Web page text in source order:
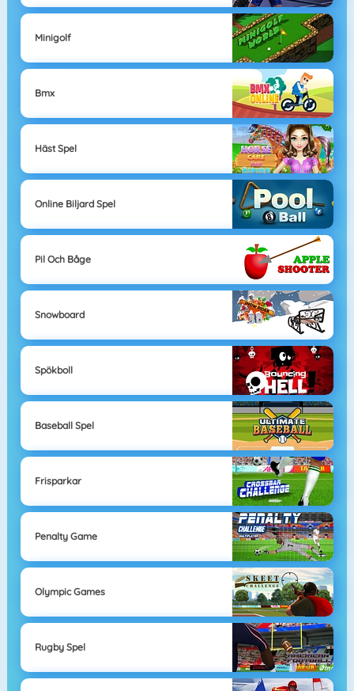
Minigolf
Bmx
Häst Spel
Online Biljard Spel
Pil Och Båge
Snowboard
Spökboll
Baseball Spel
Frisparkar
Penalty Game
Olympic Games
Rugby Spel